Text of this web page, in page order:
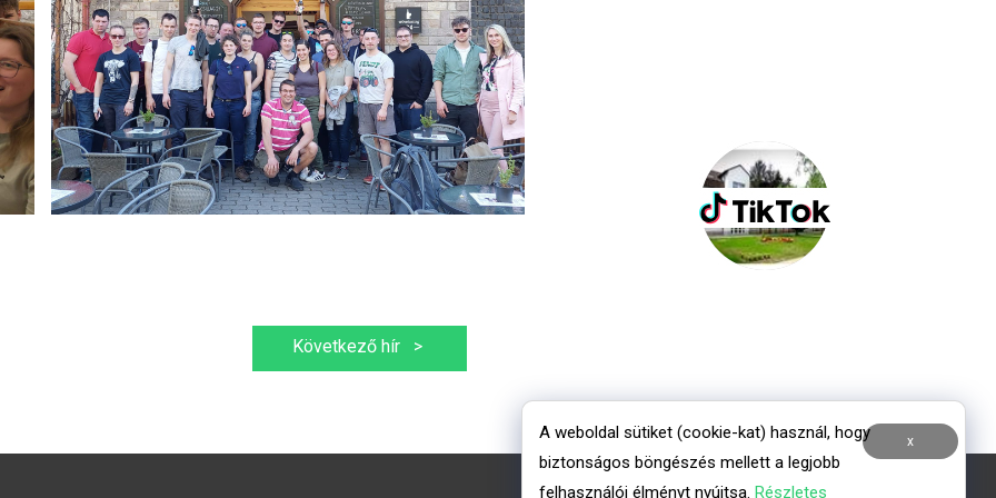
Következő hír >
x
A weboldal sütiket (cookie-kat) használ, hogy
biztonságos böngészés mellett a legjobb
felhasználói élményt nyújtsa.Részletes